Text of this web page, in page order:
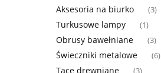
Aksesoria na biurko (3)
Turkusowe lampy (1)
Obrusy bawełniane (3)
Świeczniki metalowe (6)
Tace drewniane (3)